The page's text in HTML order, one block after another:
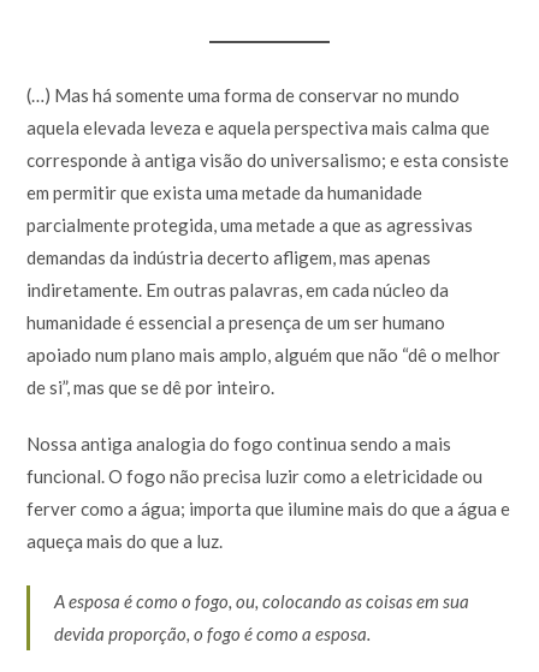
(…) Mas há somente uma forma de conservar no mundo
aquela elevada leveza e aquela perspectiva mais calma que
corresponde à antiga visão do universalismo; e esta consiste
em permitir que exista uma metade da humanidade
parcialmente protegida, uma metade a que as agressivas
demandas da indústria decerto afligem, mas apenas
indiretamente. Em outras palavras, em cada núcleo da
humanidade é essencial a presença de um ser humano
apoiado num plano mais amplo, alguém que não “dê o melhor
de si”, mas que se dê por inteiro.
Nossa antiga analogia do fogo continua sendo a mais
funcional. O fogo não precisa luzir como a eletricidade ou
ferver como a água; importa que ilumine mais do que a água e
aqueça mais do que a luz.
A esposa é como o fogo, ou, colocando as coisas em sua
devida proporção, o fogo é como a esposa.